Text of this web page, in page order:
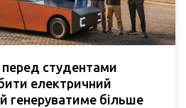
студентами
електричний
генеруватиме більше